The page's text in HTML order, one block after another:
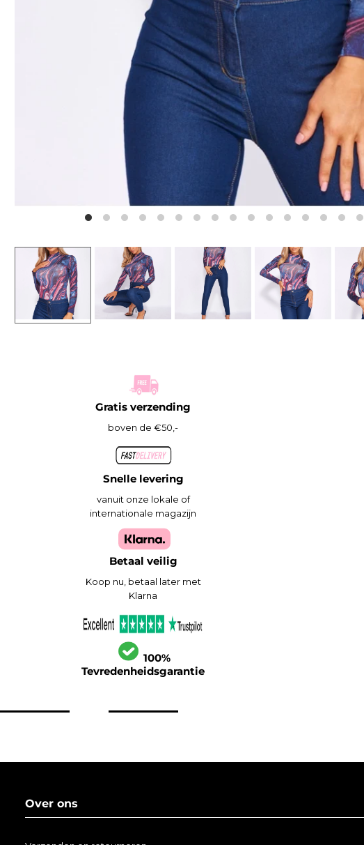
Gratis verzending
boven de €50,-
Snelle levering
vanuit onze lokale of
internationale magazijn
Betaal veilig
Koop nu, betaal later met
Klarna
100%
Tevredenheidsgarantie
Over ons